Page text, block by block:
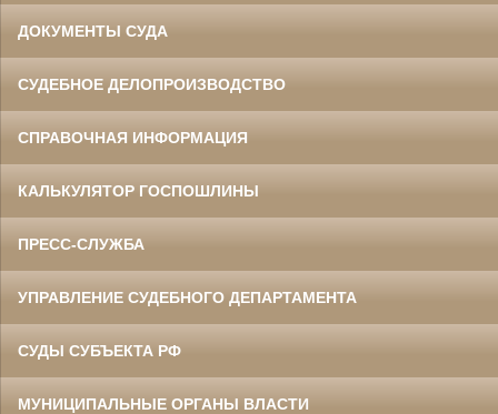
ДОКУМЕНТЫ СУДА
СУДЕБНОЕ ДЕЛОПРОИЗВОДСТВО
СПРАВОЧНАЯ ИНФОРМАЦИЯ
КАЛЬКУЛЯТОР ГОСПОШЛИНЫ
ПРЕСС-СЛУЖБА
УПРАВЛЕНИЕ СУДЕБНОГО ДЕПАРТАМЕНТА
СУДЫ СУБЪЕКТА РФ
МУНИЦИПАЛЬНЫЕ ОРГАНЫ ВЛАСТИ